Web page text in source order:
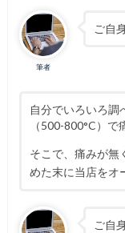
筆者
ご自
自分でいろいろ調
（500-800°C）で
そこで、痛みが無
めた末に当店をオ
ご自